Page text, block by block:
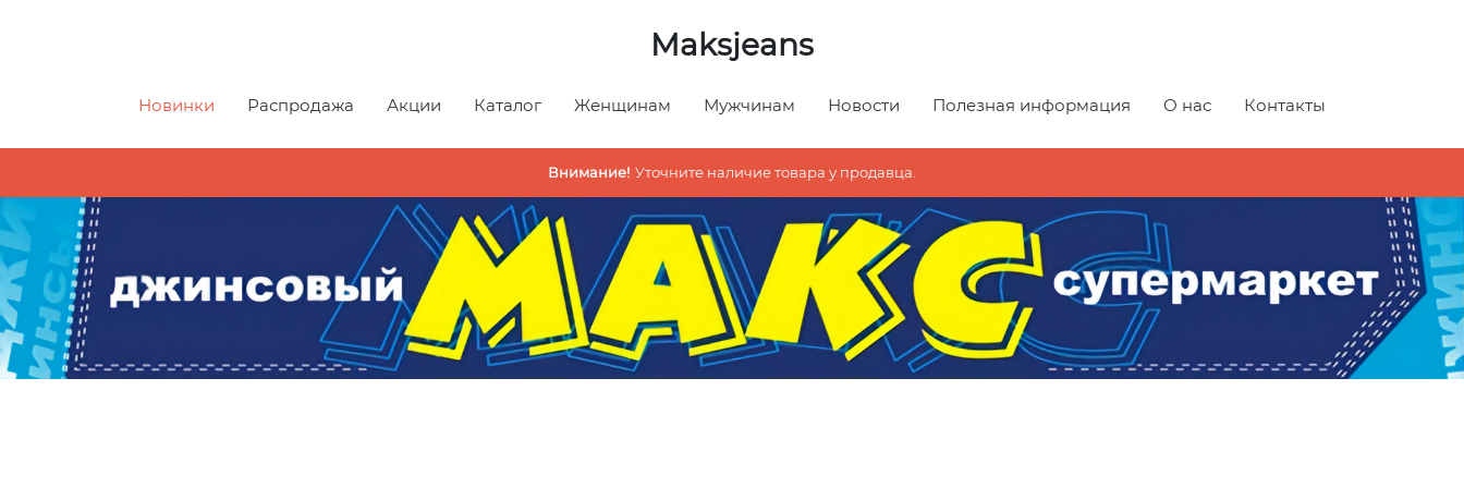
Maksjeans
Новинки Распродажа Акции Каталог Женщинам Мужчинам Новости Полезная информация О нас Контакты
Внимание! Уточните наличие товара у продавца.